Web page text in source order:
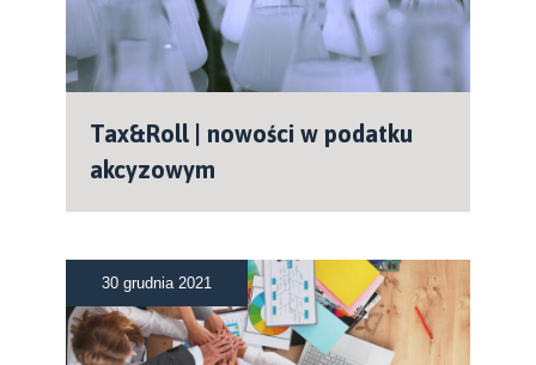
Tax&Roll | nowości w podatku
akcyzowym
30 grudnia 2021